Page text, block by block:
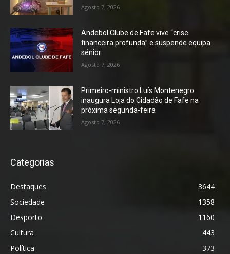
Agosto 7, 2026
Andebol Clube de Fafe vive “crise
financeira profunda” e suspende equipa
sénior
Agosto 7, 2026
Primeiro-ministro Luís Montenegro
inaugura Loja do Cidadão de Fafe na
próxima segunda-feira
Agosto 7, 2026
Categorias
Destaques
3644
Sociedade
1358
Desporto
1160
Cultura
443
Política
373